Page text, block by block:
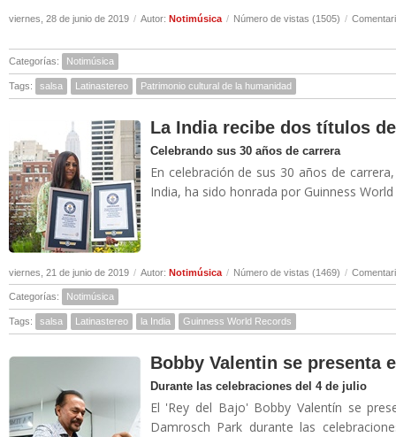
viernes, 28 de junio de 2019 / Autor: Notimúsica / Número de vistas (1505) /
Categorías: Notimúsica
Tags: salsa Latinastereo Patrimonio cultural de la humanidad
La India recibe dos títulos
Celebrando sus 30 años de carrera
En celebración de sus 30 años de
India, ha sido honrada por Guinness World
viernes, 21 de junio de 2019 / Autor: Notimúsica / Número de vistas (1469) /
Categorías: Notimúsica
Tags: salsa Latinastereo la India Guinness World Records
Bobby Valentin se presenta
Durante las celebraciones del 4 de julio
El 'Rey del Bajo' Bobby Valentín se
Damrosch Park durante las